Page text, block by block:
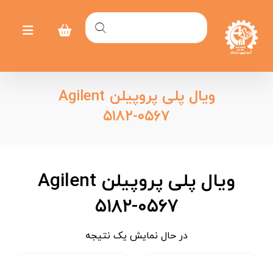
ویال پلی پروپیلن Agilent
۵۱۸۲-۰۵۶۷
ویال پلی پروپیلن Agilent
۵۱۸۲-۰۵۶۷
در حال نمایش یک نتیجه